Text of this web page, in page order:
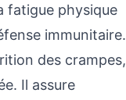
fatigue physique
immunitaire.
des crampes,
Il assure